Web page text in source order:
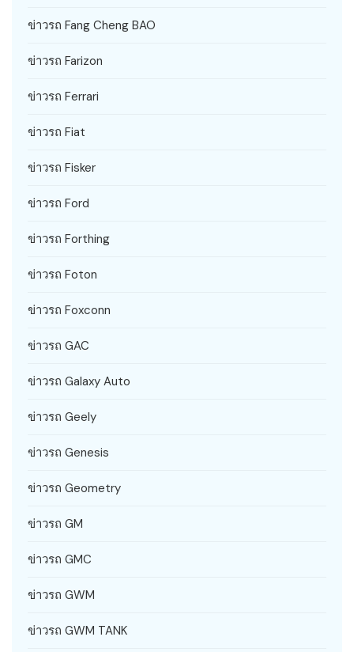
ข่าวรถ Fang Cheng BAO
ข่าวรถ Farizon
ข่าวรถ Ferrari
ข่าวรถ Fiat
ข่าวรถ Fisker
ข่าวรถ Ford
ข่าวรถ Forthing
ข่าวรถ Foton
ข่าวรถ Foxconn
ข่าวรถ GAC
ข่าวรถ Galaxy Auto
ข่าวรถ Geely
ข่าวรถ Genesis
ข่าวรถ Geometry
ข่าวรถ GM
ข่าวรถ GMC
ข่าวรถ GWM
ข่าวรถ GWM TANK